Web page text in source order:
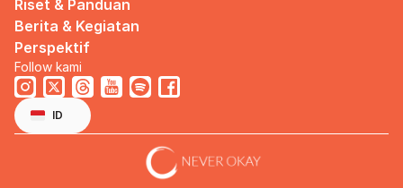
Riset & Panduan
Berita & Kegiatan
Perspektif
Follow kami
Select Language
ID